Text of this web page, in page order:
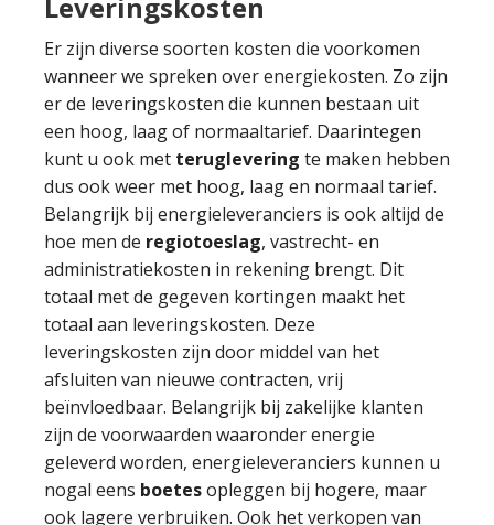
Leveringskosten
Er zijn diverse soorten kosten die voorkomen
wanneer we spreken over energiekosten. Zo zijn
er de leveringskosten die kunnen bestaan uit
een hoog, laag of normaaltarief. Daarintegen
kunt u ook met teruglevering te maken hebben
dus ook weer met hoog, laag en normaal tarief.
Belangrijk bij energieleveranciers is ook altijd de
hoe men de regiotoeslag, vastrecht- en
administratiekosten in rekening brengt. Dit
totaal met de gegeven kortingen maakt het
totaal aan leveringskosten. Deze
leveringskosten zijn door middel van het
afsluiten van nieuwe contracten, vrij
beïnvloedbaar. Belangrijk bij zakelijke klanten
zijn de voorwaarden waaronder energie
geleverd worden, energieleveranciers kunnen u
nogal eens boetesopleggen bij hogere, maar
ook lagere verbruiken. Ook het verkopen van